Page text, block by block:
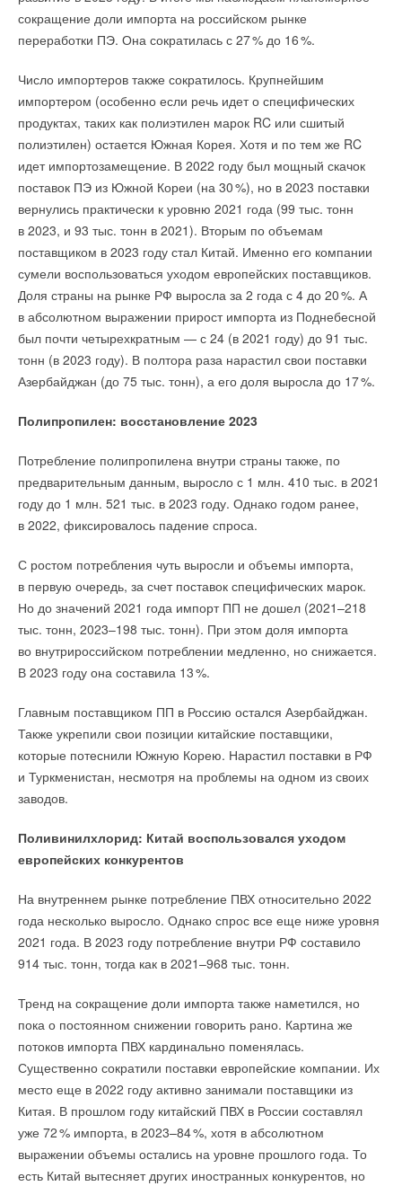
сокращение доли импорта на российском рынке
переработки ПЭ. Она сократилась с 27% до 16%.
Число импортеров также сократилось. Крупнейшим
импортером (особенно если речь идет о специфических
продуктах, таких как полиэтилен марок RC или сшитый
полиэтилен) остается Южная Корея. Хотя и по тем же RC
идет импортозамещение. В 2022 году был мощный скачок
поставок ПЭ из Южной Кореи (на 30%), но в 2023 поставки
вернулись практически к уровню 2021 года (99 тыс. тонн
в 2023, и 93 тыс. тонн в 2021). Вторым по объемам
поставщиком в 2023 году стал Китай. Именно его компании
сумели воспользоваться уходом европейских поставщиков.
Доля страны на рынке РФ выросла за 2 года с 4 до 20%. А
в абсолютном выражении прирост импорта из Поднебесной
был почти четырехкратным — с 24 (в 2021 году) до 91 тыс.
тонн (в 2023 году). В полтора раза нарастил свои поставки
Азербайджан (до 75 тыс. тонн), а его доля выросла до 17%.
Полипропилен: восстановление 2023
Потребление полипропилена внутри страны также, по
предварительным данным, выросло с 1 млн. 410 тыс. в 2021
году до 1 млн. 521 тыс. в 2023 году. Однако годом ранее,
в 2022, фиксировалось падение спроса.
С ростом потребления чуть выросли и объемы импорта,
в первую очередь, за счет поставок специфических марок.
Но до значений 2021 года импорт ПП не дошел (2021–218
тыс. тонн, 2023–198 тыс. тонн). При этом доля импорта
во внутрироссийском потреблении медленно, но снижается.
В 2023 году она составила 13%.
Главным поставщиком ПП в Россию остался Азербайджан.
Также укрепили свои позиции китайские поставщики,
которые потеснили Южную Корею. Нарастил поставки в РФ
и Туркменистан, несмотря на проблемы на одном из своих
заводов.
Поливинилхлорид: Китай воспользовался уходом
европейских конкурентов
На внутреннем рынке потребление ПВХ относительно 2022
года несколько выросло. Однако спрос все еще ниже уровня
2021 года. В 2023 году потребление внутри РФ составило
914 тыс. тонн, тогда как в 2021–968 тыс. тонн.
Тренд на сокращение доли импорта также наметился, но
пока о постоянном снижении говорить рано. Картина же
потоков импорта ПВХ кардинально поменялась.
Существенно сократили поставки европейские компании. Их
место еще в 2022 году активно занимали поставщики из
Китая. В прошлом году китайский ПВХ в России составлял
уже 72% импорта, в 2023–84%, хотя в абсолютном
выражении объемы остались на уровне прошлого года. То
есть Китай вытесняет других иностранных конкурентов, но